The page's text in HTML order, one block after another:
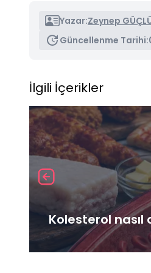
Yazar:Zeynep
Güncellenme Tarihi:
İlgili İçerikler
Kolesterol nasıl